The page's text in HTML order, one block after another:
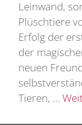
Leinwand,
Plüschtiere
Erfolg der
der
neuen
Tieren, …